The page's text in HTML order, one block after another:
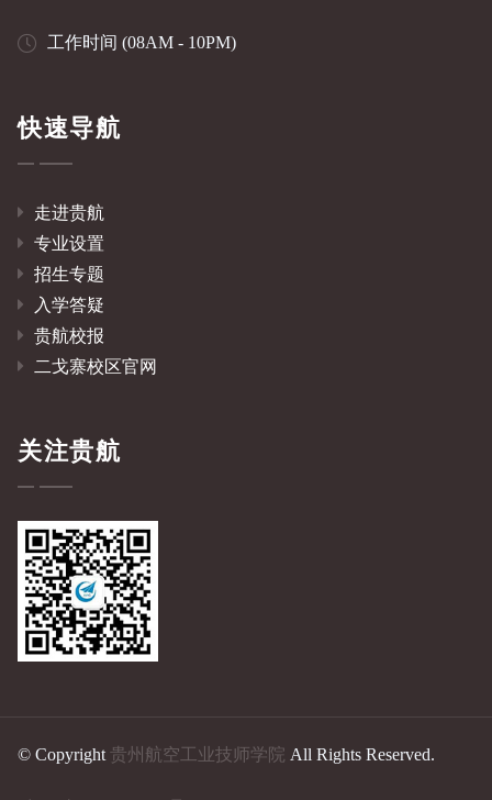
工作时间 (08AM - 10PM)
快速导航
走进贵航
专业设置
招生专题
入学答疑
贵航校报
二戈寨校区官网
关注贵航
© Copyright 贵州航空工业技师学院 All Rights Reserved.